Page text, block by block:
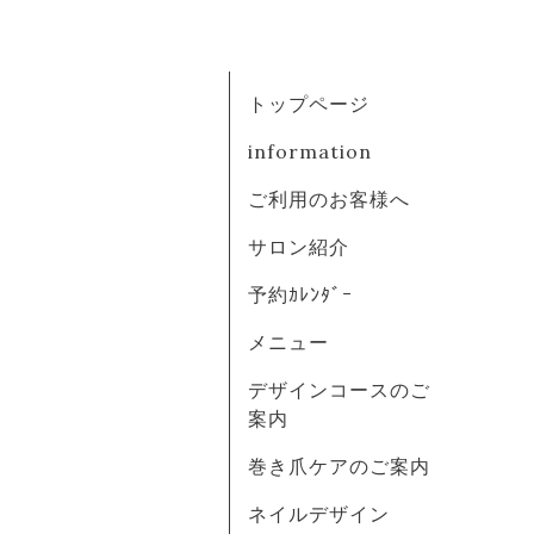
トップページ
information
ご利用のお客様へ
サロン紹介
予約ｶﾚﾝﾀﾞｰ
メニュー
デザインコースのご
案内
巻き爪ケアのご案内
ネイルデザイン